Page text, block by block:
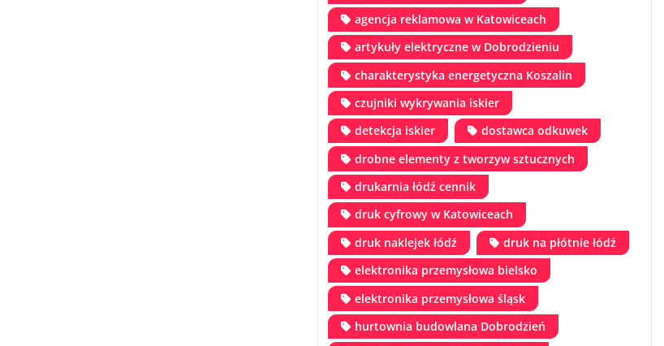
agencja reklamowa w Katowiceach
artykuły elektryczne w Dobrodzieniu
charakterystyka energetyczna Koszalin
czujniki wykrywania iskier
detekcja iskier
dostawca odkuwek
drobne elementy z tworzyw sztucznych
drukarnia łódź cennik
druk cyfrowy w Katowiceach
druk naklejek łódź
druk na płótnie łódź
elektronika przemysłowa bielsko
elektronika przemysłowa śląsk
hurtownia budowlana Dobrodzień